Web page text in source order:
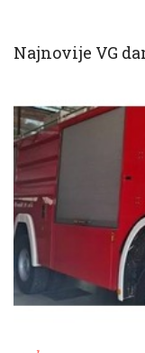
Najnovije VG